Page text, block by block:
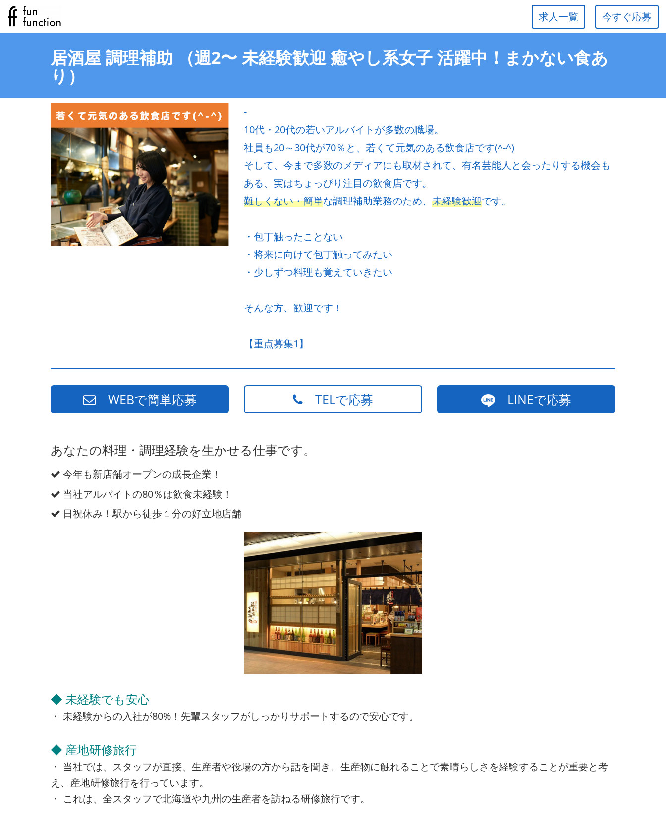
今すぐ応募
求人一覧
居酒屋 調理補助 （週2〜 未経験歓迎 癒やし系女子 活躍中！まかない食あ
り）
-
10代・20代の若いアルバイトが多数の職場。
社員も20～30代が70％と、若くて元気のある飲食店です(^-^)
そして、今まで多数のメディアにも取材されて、有名芸能人と会ったりする機会も
ある、実はちょっぴり注目の飲食店です。
難しくない・簡単な調理補助業務のため、 未経験歓迎です。
・包丁触ったことない
・将来に向けて包丁触ってみたい
・少しずつ料理も覚えていきたい
そんな方、歓迎です！
【重点募集1】
WEBで簡単応募 TELで応募 LINEで応募
あなたの料理・調理経験を生かせる仕事です。
今年も新店舗オープンの成長企業！
当社アルバイトの80％は飲食未経験！
日祝休み！駅から徒歩１分の好立地店舗
◆ 未経験でも安心
・ 未経験からの入社が80%！先輩スタッフがしっかりサポートするので安心です。
◆ 産地研修旅行
・ 当社では、スタッフが直接、生産者や役場の方から話を聞き、生産物に触れることで素晴らしさを経験することが重要と考
え、産地研修旅行を行っています。
・ これは、全スタッフで北海道や九州の生産者を訪ねる研修旅行です。